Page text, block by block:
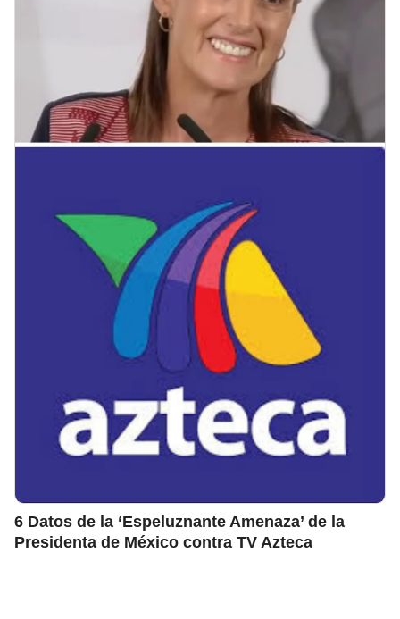
6 Datos de la ‘Espeluznante Amenaza’ de la
Presidenta de México contra TV Azteca